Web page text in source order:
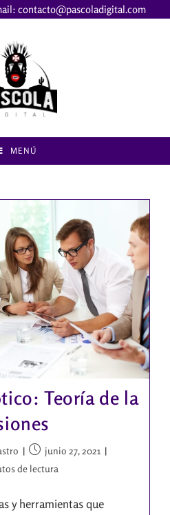
contacto@pascoladigital.com
MENÚ
Teoría de la
junio 27, 2021
de lectura
y herramientas que